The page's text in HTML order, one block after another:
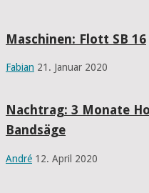
Maschinen: Flott SB 16
Fabian 21. Januar 2020
Nachtrag: 3 Monate
Bandsäge
André 12. April 2020